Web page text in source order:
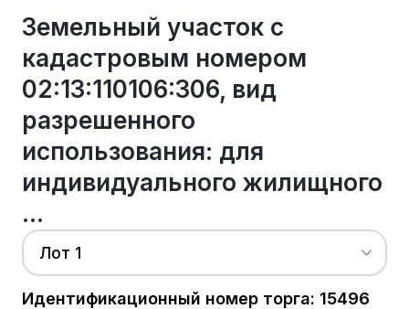
Земельный участок с
кадастровым номером
02:13:110106:306, вид
разрешенного
использования: для
индивидуального жилищного
...
Лот 1
Идентификационный номер торга: 15496